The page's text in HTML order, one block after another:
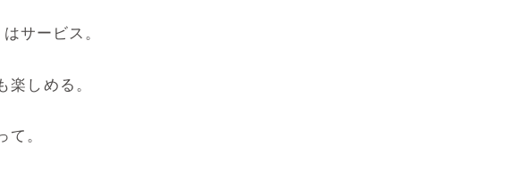
サービス。
しめる。
て。